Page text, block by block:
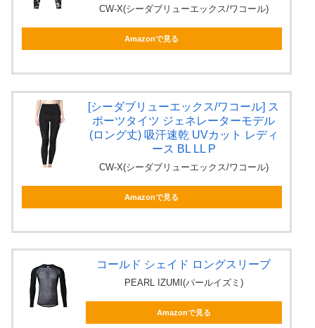
CW-X(シーダブリューエックス/ワコール)
Amazonで見る
[シーダブリューエックス/ワコール] ス
ポーツタイツ ジェネレーターモデル
(ロング丈) 吸汗速乾 UVカット レディ
ース BL LL P
CW-X(シーダブリューエックス/ワコール)
Amazonで見る
コールド シェイド ロングスリーブ
PEARL IZUMI(パールイズミ)
Amazonで見る